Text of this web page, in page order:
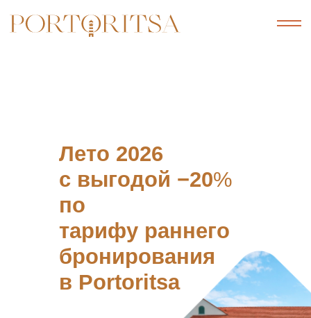
Лето 2026
с выгодой −20%
по
тарифу раннего
бронирования
в Portoritsa